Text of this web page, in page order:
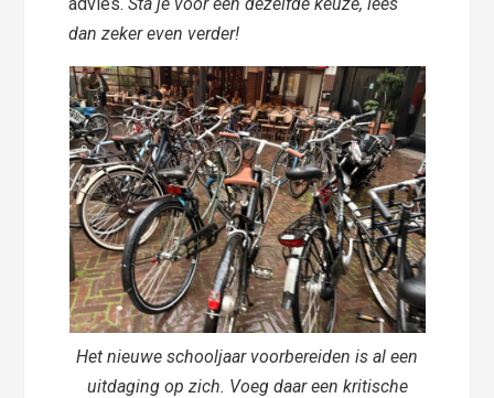
dan zeker even verder!
Het nieuwe schooljaar voorbereiden is al een
uitdaging op zich. Voeg daar een kritische